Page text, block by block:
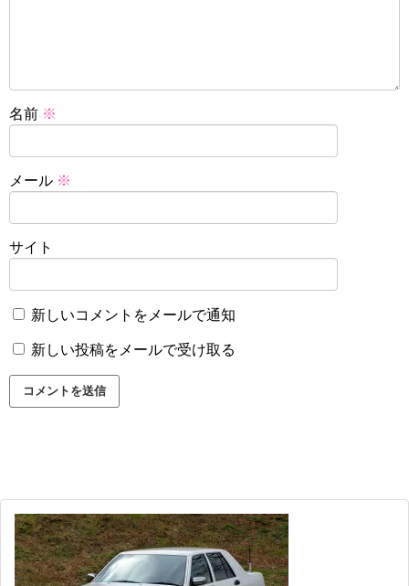
名前 ※
メール ※
サイト
新しいコメントをメールで通知
新しい投稿をメールで受け取る